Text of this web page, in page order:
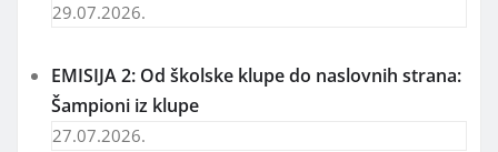
29.07.2026.
EMISIJA 2: Od školske klupe do naslovnih strana:
Šampioni iz klupe
27.07.2026.